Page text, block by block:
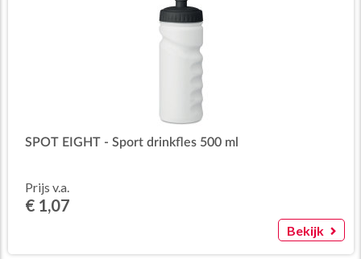
SPOT EIGHT - Sport drinkfles 500 ml
Prijs v.a.
€ 1,07
Bekijk